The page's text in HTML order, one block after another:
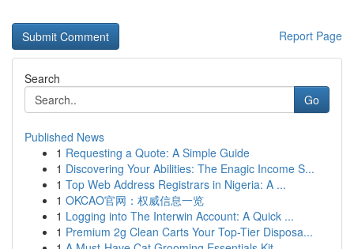
Report Page
Search
Go
Published News
1 Requesting a Quote: A Simple Guide
1 Discovering Your Abilities: The Enagic Income S...
1 Top Web Address Registrars in Nigeria: A ...
1 OKCAO官网：权威信息一览
1 Logging into The Interwin Account: A Quick ...
1 Premium 2g Clean Carts Your Top-Tier Disposa...